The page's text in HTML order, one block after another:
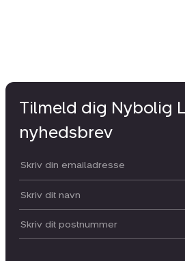
Tilmeld dig Nybolig
nyhedsbrev
Din email:
Dit navn:
Postnummer